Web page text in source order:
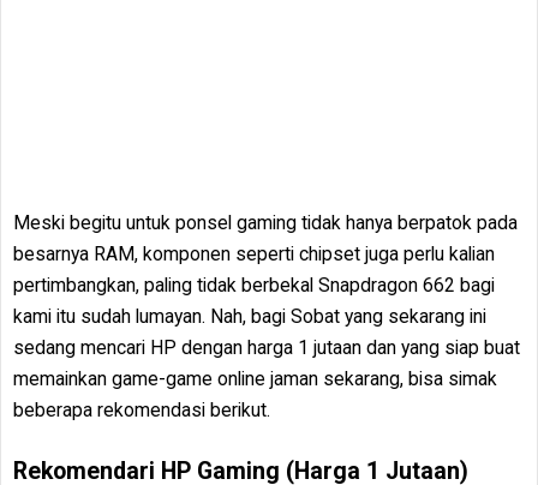
Meski begitu untuk ponsel gaming tidak hanya berpatok pada
besarnya RAM, komponen seperti chipset juga perlu kalian
pertimbangkan, paling tidak berbekal Snapdragon 662 bagi
kami itu sudah lumayan. Nah, bagi Sobat yang sekarang ini
sedang mencari HP dengan harga 1 jutaan dan yang siap buat
memainkan game-game online jaman sekarang, bisa simak
beberapa rekomendasi berikut.
Rekomendari HP Gaming (Harga 1 Jutaan)